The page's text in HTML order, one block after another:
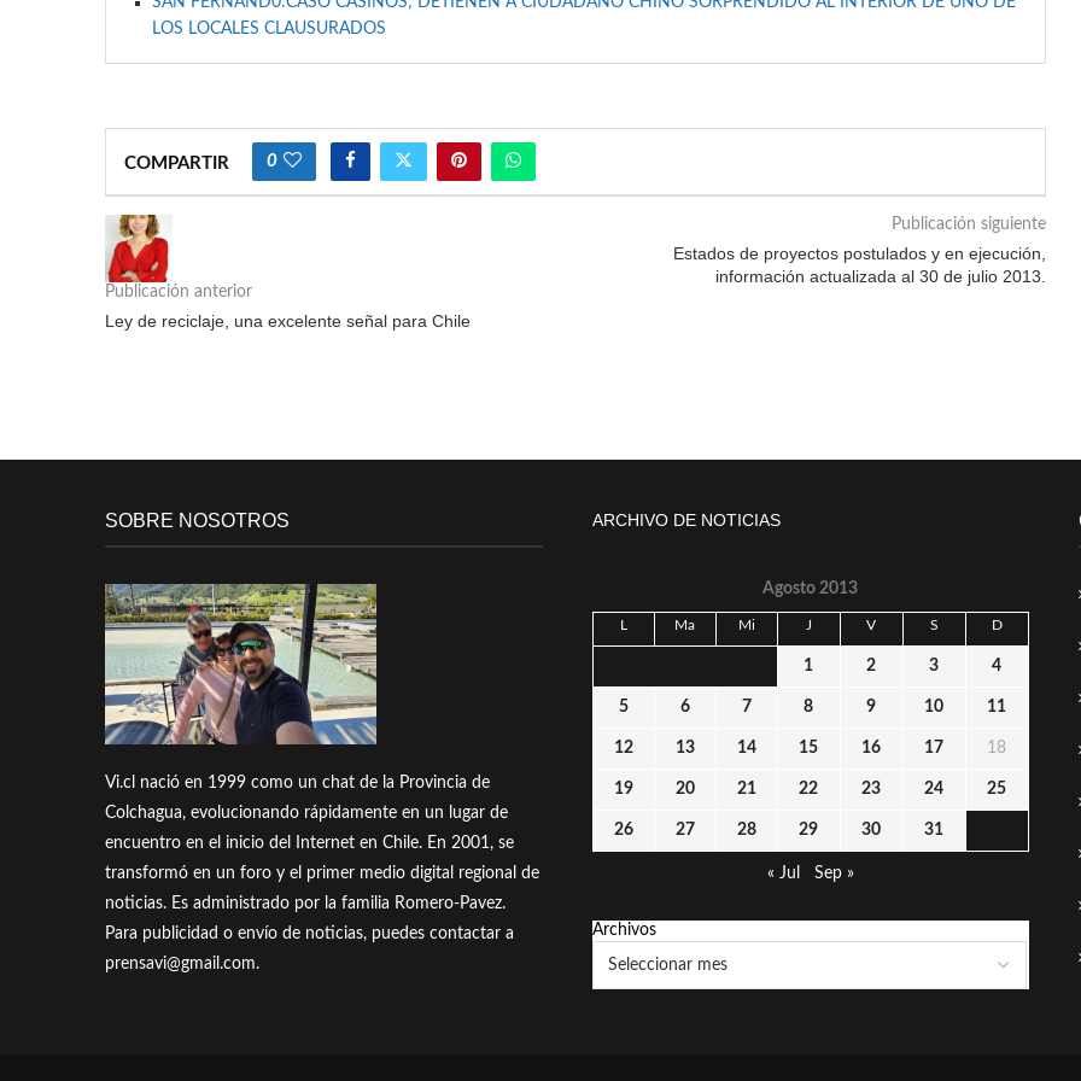
LOS LOCALES CLAUSURADOS
COMPARTIR 0
Publicación anterior
Ley de reciclaje, una excelente señal para Chile
Publicación siguiente
Estados de proyectos postulados y en ejecución,
información actualizada al 30 de julio 2013.
SOBRE NOSOTROS
Vi.cl nació en 1999 como un chat de la Provincia de
Colchagua, evolucionando rápidamente en un lugar de
encuentro en el inicio del Internet en Chile. En 2001, se
transformó en un foro y el primer medio digital regional de
noticias. Es administrado por la familia Romero-Pavez.
Para publicidad o envío de noticias, puedes contactar a
prensavi@gmail.com.
ARCHIVO DE NOTICIAS
Agosto 2013
L Ma Mi J V S D
1 2 3 4
5 6 7 8 9 10 11
12 13 14 15 16 17 18
19 20 21 22 23 24 25
26 27 28 29 30 31
« Jul Sep »
Archivos